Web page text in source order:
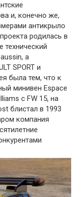
и, конечно же,
антикрыло
родилась в
технический
а
SPORT и
была тем, что к
минивен Espace
с FW 15, на
блистал в 1993
компания